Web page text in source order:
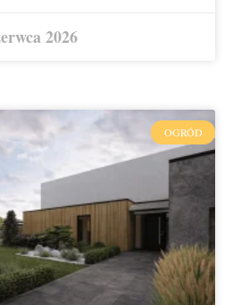
2026
OGRÓD